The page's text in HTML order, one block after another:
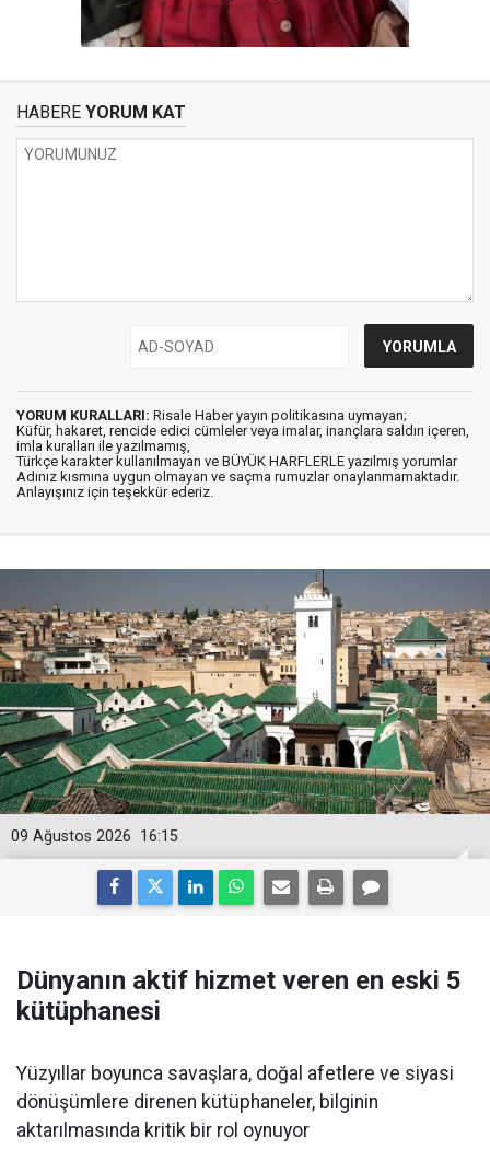
HABERE YORUM KAT
YORUM KURALLARI: Risale Haber yayın politikasına uymayan;
Küfür, hakaret, rencide edici cümleler veya imalar, inançlara saldırı içeren,
imla kuralları ile yazılmamış,
Türkçe karakter kullanılmayan ve BÜYÜK HARFLERLE yazılmış yorumlar
Adınız kısmına uygun olmayan ve saçma rumuzlar onaylanmamaktadır.
Anlayışınız için teşekkür ederiz.
16:15
09 Ağustos 2026
Dünyanın aktif hizmet veren en eski 5
kütüphanesi
Yüzyıllar boyunca savaşlara, doğal afetlere ve siyasi
dönüşümlere direnen kütüphaneler, bilginin
aktarılmasında kritik bir rol oynuyor